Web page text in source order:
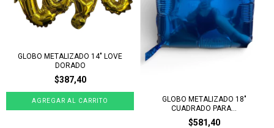
GLOBO METALIZADO 14" LOVE
DORADO
$387,40
GLOBO METALIZADO 18"
CUADRADO PARA...
$581,40